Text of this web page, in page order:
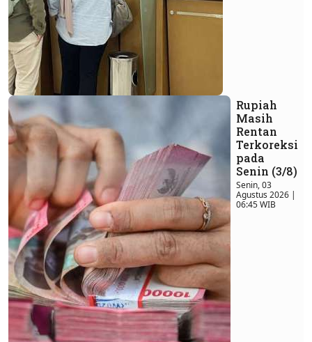
Rupiah
Masih
Rentan
Terkoreksi
pada
Senin (3/8)
Senin, 03
Agustus 2026 |
06:45 WIB